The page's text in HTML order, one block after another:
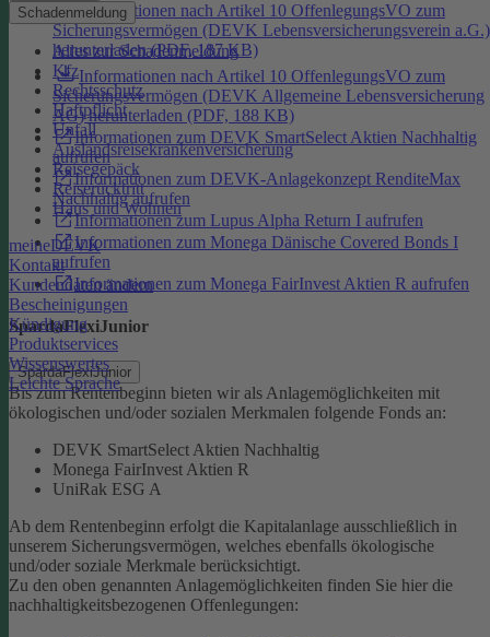
Schadenmeldung
Alles zur Schadenmeldung
Kfz
Rechtsschutz
Haftpflicht
Unfall
Auslandsreisekrankenversicherung
Reisegepäck
Reiserücktritt
Haus und Wohnen
meineDEVK
Kontakt
Kundendaten ändern
Bescheinigungen
Kündigung
Produktservices
Wissenswertes
Leichte Sprache
Informationen nach Artikel 10 OffenlegungsVO zum
Sicherungsvermögen (DEVK Lebensversicherungsverein a.G.)
herunterladen (PDF, 187 KB)
Informationen nach Artikel 10 OffenlegungsVO zum
Sicherungsvermögen (DEVK Allgemeine Lebensversicherung
AG) herunterladen (PDF, 188 KB)
Informationen zum DEVK SmartSelect Aktien Nachhaltig
aufrufen
Informationen zum DEVK-Anlagekonzept RenditeMax
Nachhaltig aufrufen
Informationen zum Lupus Alpha Return I aufrufen
Informationen zum Monega Dänische Covered Bonds I
aufrufen
Informationen zum Monega FairInvest Aktien R aufrufen
SpardaFlexiJunior
SpardaFlexiJunior
Bis zum Rentenbeginn bieten wir als Anlagemöglichkeiten mit
ökologischen und/oder sozialen Merkmalen folgende Fonds an:
DEVK SmartSelect Aktien Nachhaltig
Monega FairInvest Aktien R
UniRak ESG A
Ab dem Rentenbeginn erfolgt die Kapitalanlage ausschließlich in
unserem Sicherungsvermögen, welches ebenfalls ökologische
und/oder soziale Merkmale berücksichtigt.
Zu den oben genannten Anlagemöglichkeiten finden Sie hier die
nachhaltigkeitsbezogenen Offenlegungen: